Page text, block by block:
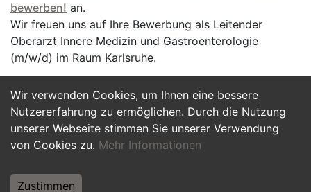
Wir verwenden Cookies, um Ihnen eine bessere
Nutzererfahrung zu ermöglichen. Durch die Nutzung
unserer Webseite stimmen Sie unserer Verwendung
von Cookies zu. Mehr Informationen
Zustimmen
bewerben! an.
Wir freuen uns auf Ihre Bewerbung als Leitender
Oberarzt Innere Medizin und Gastroenterologie
(m/w/d) im Raum Karlsruhe.
Jetzt Bewerben